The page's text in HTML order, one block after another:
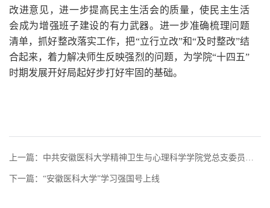
改进意见，进一步提高民主生活会的质量，使民主生活
会成为增强班子建设的有力武器。进一步准确梳理问题
清单，抓好整改落实工作，把“立行立改”和“及时整改”结
合起来，着力解决师生反映强烈的问题，为学院“十四五”
时期发展开好局起好步打好牢固的基础。
上一篇：中共安徽医科大学精神卫生与心理科学学院党总支委员会选举大会顺利召开
下一篇：“安徽医科大学”学习强国号上线